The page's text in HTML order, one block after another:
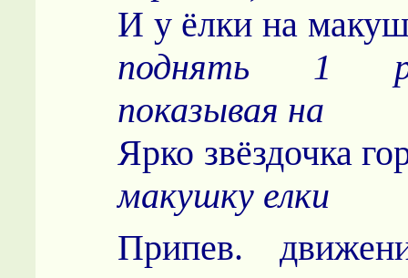
И у ёлки на
поднять 1
показывая на
Ярко
макушку елки
Припев.